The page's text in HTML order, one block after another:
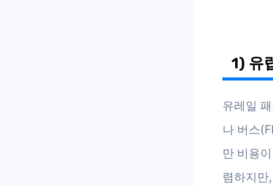
1) 유
유레일
나 버스
만 비용
렴하지만